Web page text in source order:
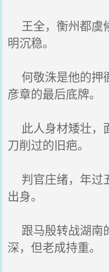
王全，衡州都虞
明沉稳。
何敬洙是他的押
彦章的最后底牌。
此人身材矮壮，
刀削过的旧疤。
判官庄绪，年过
出身。
跟马殷转战湖南
深，但老成持重。